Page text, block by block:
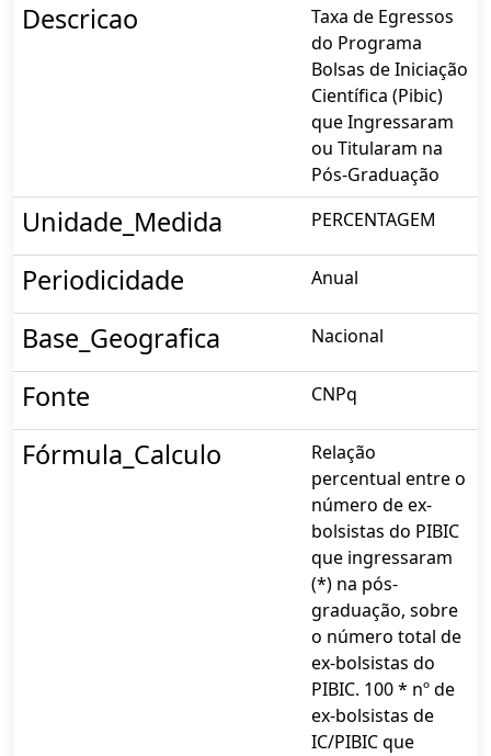
Descricao
Taxa de Egressos
do Programa
Bolsas de Iniciação
Científica (Pibic)
que Ingressaram
ou Titularam na
Pós-Graduação
Unidade_Medida PERCENTAGEM
Periodicidade Anual
Base_Geografica Nacional
Fonte CNPq
Fórmula_Calculo
Relação
percentual entre o
número de ex-
bolsistas do PIBIC
que ingressaram
(*) na pós-
graduação, sobre
o número total de
ex-bolsistas do
PIBIC. 100 * nº de
ex-bolsistas de
IC/PIBIC que